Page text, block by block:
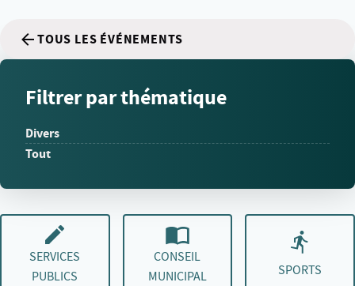
TOUS LES ÉVÉNEMENTS
Filtrer par thématique
Divers
Tout
SERVICES
PUBLICS
CONSEIL
MUNICIPAL
SPORTS